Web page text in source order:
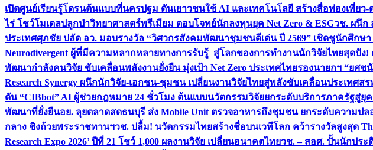
เปิดศูนย์เรียนรู้โดรนต้นแบบที่นครปฐม ดันเยาวชนใช้ AI และเทคโนโลยี สร้างสื่อท่องเที่ยว
ไร่ โชว์โมเดลปลูกป่าวิทยาศาสตร์พรีเมียม ตอบโจทย์นักลงทุนยุค Net Zero & ESGวช. ผนึก
ประเทศศุภชัย ปลัด อว. มอบรางวัล “วิศวกรสังคมพัฒนาชุมชนดีเด่น ปี 2569” เชิดชูนักศึก
Neurodivergent ผู้ที่มีความหลากหลายทางการรับรู้ สู่โลกของการทำงานนักวิจัยไทยสุดปัง!
พัฒนากำลังคนวิจัย ขับเคลื่อนพลังงานยั่งยืน มุ่งเป้า Net Zero ประเทศไทยรองนายกฯ “ยศช
Research Synergy ผนึกนักวิจัย-เอกชน-ชุมชน เปลี่ยนงานวิจัยไทยสู่พลังขับเคลื่อนประเทศสร
ดัน “CIBbot” AI ผู้ช่วยกฎหมาย 24 ชั่วโมง ต้นแบบนวัตกรรมวิจัยยกระดับบริการภาครัฐสู่ยุ
พัฒนาที่ยั่งยืนอย. ลุยตลาดสดธนบุรี ส่ง Mobile Unit ตรวจอาหารถึงชุมชน ยกระดับความป
กลาง ชิงถ้วยพระราชทานฯวช. ปลื้ม! นวัตกรรมไทยสร้างชื่อบนเวทีโลก คว้ารางวัลสูงสุด
Research Expo 2026’ ปีที่ 21 โชว์ 1,000 ผลงานวิจัย เปลี่ยนอนาคตไทยวช. – สอศ. ปั้นนักประ